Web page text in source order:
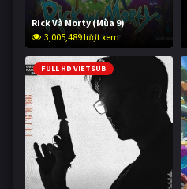
Rick Và Morty (Mùa 9)
3,005,489 lượt xem
FULL HD VIETSUB